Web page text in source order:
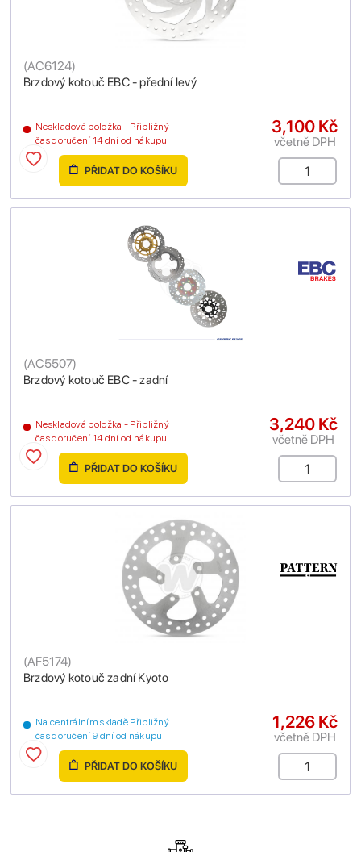
Brzdový kotouč EBC - přední levý
(AC6124)
Neskladová položka - Přibližný
čas doručení 14 dní od nákupu
3,100 Kč
včetně DPH
PŘIDAT DO KOŠÍKU
Brzdový kotouč EBC - zadní
(AC5507)
Neskladová položka - Přibližný
čas doručení 14 dní od nákupu
3,240 Kč
včetně DPH
PŘIDAT DO KOŠÍKU
Brzdový kotouč zadní Kyoto
(AF5174)
Na centrálním skladě Přibližný
čas doručení 9 dní od nákupu
1,226 Kč
včetně DPH
PŘIDAT DO KOŠÍKU